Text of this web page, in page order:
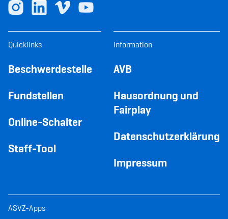
Quicklinks
Beschwerdestelle
Fundstellen
Online-Schalter
Staff-Tool
Information
AVB
Hausordnung und
Fairplay
Datenschutzerklärung
Impressum
ASVZ-Apps